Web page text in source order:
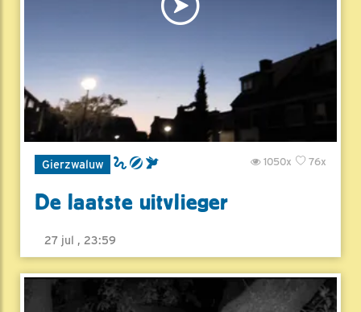
Gierzwaluw 76x
1050x
De laatste uitvlieger
27 jul , 23:59